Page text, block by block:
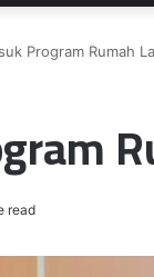
Program Rumah
read